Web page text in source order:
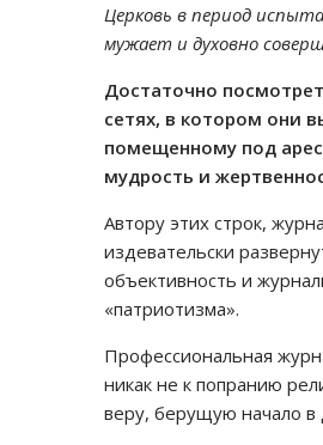
Церковь в период
мужает и духовно
Достаточно
сетях, в котором они
помещенному под
мудрость и
Автору этих строк,
издевательски
объективность и
«патриотизма».
Профессиональная
никак не к попранию
веру, берущую начало в